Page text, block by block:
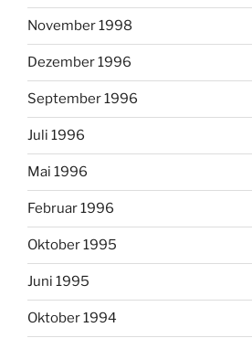
November 1998
Dezember 1996
September 1996
Juli 1996
Mai 1996
Februar 1996
Oktober 1995
Juni 1995
Oktober 1994